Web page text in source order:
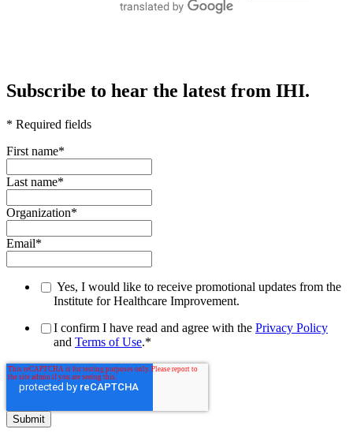
Subscribe to hear the latest from IHI.
* Required fields
First name*
Last name*
Organization*
Email*
Yes, I would like to receive promotional updates from the
Institute for Healthcare Improvement.
I confirm I have read and agree with the Privacy Policy
and Terms of Use.*